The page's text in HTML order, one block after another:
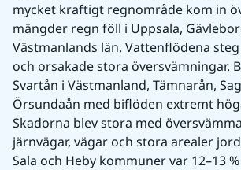
mycket kraftigt regnområde kom in
mängder regn föll i Uppsala,
Västmanlands län. Vattenflödena
och orsakade stora översvämningar.
Svartån i Västmanland, Tämnarån,
Örsundaån med biflöden extremt
Skadorna blev stora med
järnvägar, vägar och stora arealer
Sala och Heby kommuner var 12–13